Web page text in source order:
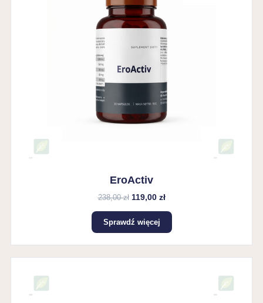
EroActiv
238,00 zł119,00 zł
Sprawdź więcej